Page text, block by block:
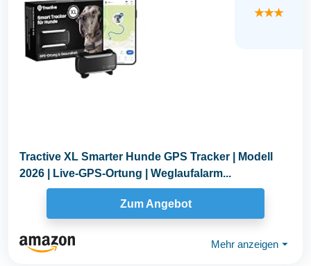
★★★
Tractive XL Smarter Hunde GPS Tracker | Modell
2026 | Live-GPS-Ortung | Weglaufalarm...
Zum Angebot
Mehr anzeigen ⏷